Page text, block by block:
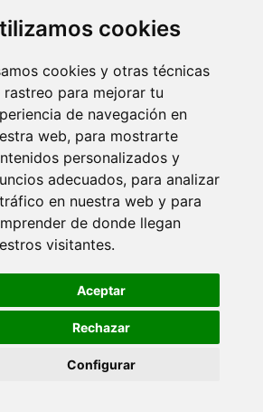
cookies
cookies y otras técnicas
rastreo para mejorar tu
de navegación en
web, para mostrarte
personalizados y
adecuados, para analizar
en nuestra web y para
de donde llegan
visitantes.
Aceptar
Rechazar
Configurar
cookies preferences
formacioninformatica.es